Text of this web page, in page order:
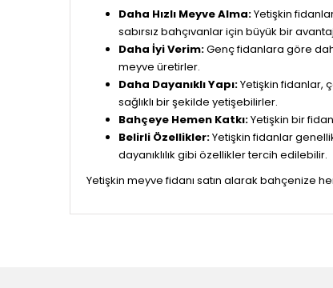
Daha Hızlı Meyve Alma:Yetişkin
sabırsız bahçıvanlar için büyük bir
Daha İyi Verim:Genç fidanlara göre
meyve üretirler.
Daha Dayanıklı Yapı:Yetişkin fidanlar,
sağlıklı bir şekilde yetişebilirler.
Bahçeye Hemen Katkı:Yetişkin bir
Belirli Özellikler:Yetişkin fidanlar
dayanıklılık gibi özellikler tercih edilebilir.
Yetişkin meyve fidanı satın alarak bahçenize